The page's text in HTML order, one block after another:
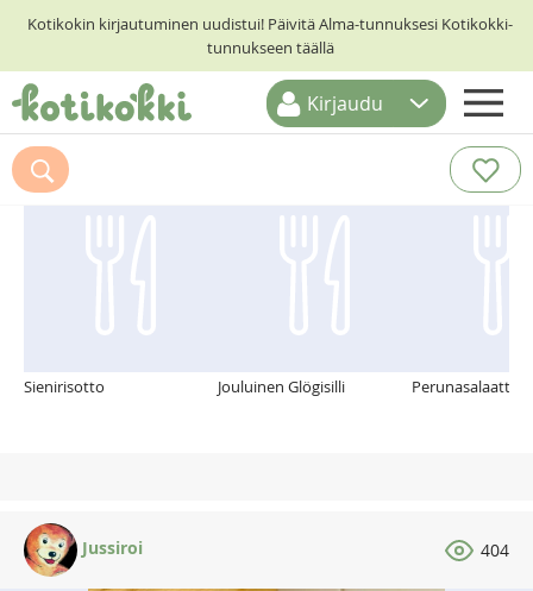
Kotikokin kirjautuminen uudistui! Päivitä Alma-tunnuksesi Kotikokki-
tunnukseen täällä
ETUSIVU
RESEPTIHAKU
Kirjaudu
Suosittelemme myös
Sienirisotto Jouluinen Glögisilli Perunasalaatti
Jussiroi 404